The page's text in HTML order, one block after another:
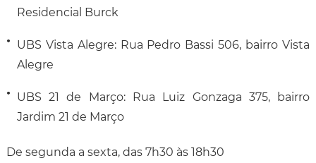
Residencial Burck
UBS Vista Alegre: Rua Pedro Bassi 506, bairro Vista
Alegre
UBS 21 de Março: Rua Luiz Gonzaga 375, bairro
Jardim 21 de Março
De segunda a sexta, das 7h30 às 18h30